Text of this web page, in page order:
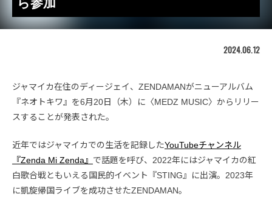
2024.06.12
ジャマイカ在住のディージェイ、ZENDAMANがニューアルバム
『ネオトキワ』を6月20日（木）に〈MEDZ MUSIC〉からリリー
スすることが発表された。
近年ではジャマイカでの生活を記録したYouTubeチャンネル
『Zenda Mi Zenda』 で話題を呼び、2022年にはジャマイカの紅
白歌合戦ともいえる国民的イベント『STING』に出演。2023年
に凱旋帰国ライブを成功させたZENDAMAN。